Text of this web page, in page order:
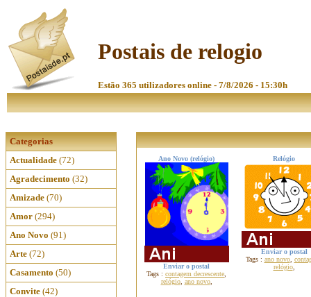
Postais de relogio
Estão 365 utilizadores online - 7/8/2026 - 15:30h
Categorias
Actualidade (72)
Agradecimento (32)
Amizade (70)
Amor (294)
Ano Novo (91)
Arte (72)
Casamento (50)
Convite (42)
Ano Novo (relógio)
Enviar o postal
Tags : contagem decrescente
relógio, ano novo,
Relógio
Enviar o postal
Tags : ano novo,
relógio,